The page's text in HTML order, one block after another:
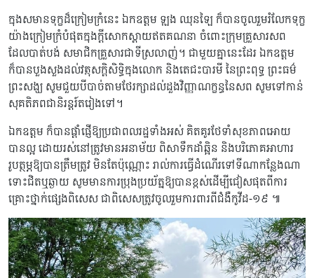
ក្នុងសមានទុក្ខដ៏ក្រៀមក្រំនេះ ឯកឧត្តម ឡុង ឈុនឡៃ ក៏បានចូលរួមរំលែកទុក្ខ
យ៉ាងក្រៀមក្រំបំផុតក្នុងក្ដីសោកស្ដាយឥតគណនា ចំពោះក្រុមគ្រួសារសព
ដែលបាត់បង់ សមាជិកគ្រួសារជាទីស្រលាញ់។ ជាមួយគ្នានេះដែរ ឯកឧត្តម
ក៏បានបួងសួងដល់វត្ថុសក្តិសិទ្ធិក្នុងលោក និងតេជះបារមី នៃព្រះពុទ្ធ ព្រះធម៌
ព្រះសង្ឃ សូមជួយបីបាច់តាមថែរក្សាដល់ដួងវិញ្ញាណក្ខន្ធនៃសព សូមទៅកាន់
សុគតិភពជានិរន្តរ៍តរៀងទៅ។
ឯកឧត្តម ក៏បានផ្ដាំផ្ញើឱ្យប្រជាពលរដ្ឋទាំងអស់ គិតគូរថែទាំសុខភាពអោយ
បានល្អ ដោយរស់នៅត្រូវមានអនាម័យ ពិសាទឹកដាំឆ្អិន និងបរិភោគអាហារ
រូបត្ថម្ភឱ្យបានត្រឹមត្រូវ មិនតែប៉ុណ្ណោះ រាល់ការធ្វើដំណើរទៅទីណាកន្លែងណា
ទោះជិតឬឆ្ងាយ សូមមានការប្រុងប្រយ័ត្នឱ្យបានខ្ពស់ដើម្បីជៀសផុតពីការ
គ្រោះថ្នាក់ផ្សេងពិសេស ជាពិសេសត្រូវចូលរួមការពារពីជំងឺកូវីដ-១៩ ៕